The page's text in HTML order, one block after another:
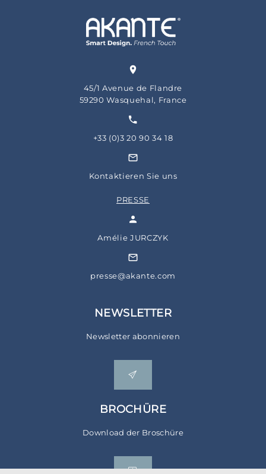
45/1 Avenue de Flandre
59290 Wasquehal, France
+33 (0)3 20 90 34 18
Kontaktieren Sie uns
PRESSE
Amélie JURCZYK
presse@akante.com
NEWSLETTER
Newsletter abonnieren
BROCHÜRE
Download der Broschüre